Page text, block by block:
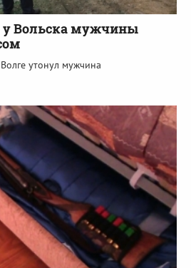
у Вольска мужчины
утонул мужчина